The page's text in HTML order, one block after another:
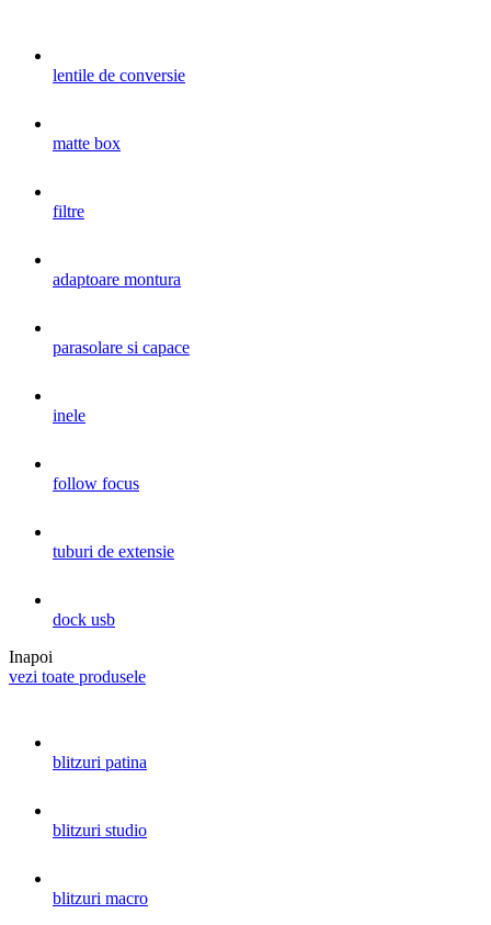
lentile de conversie
matte box
filtre
adaptoare montura
parasolare si capace
inele
follow focus
tuburi de extensie
dock usb
Inapoi
vezi toate produsele
blitzuri patina
blitzuri studio
blitzuri macro